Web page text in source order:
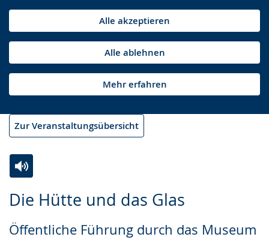
Alle akzeptieren
Alle ablehnen
Mehr erfahren
Zur Veranstaltungsübersicht
Die Hütte und das Glas
Öffentliche Führung durch das Museum
Leichten
Sprache
wechseln.
Audio-
Unterstützung.
Video
in
Deutscher